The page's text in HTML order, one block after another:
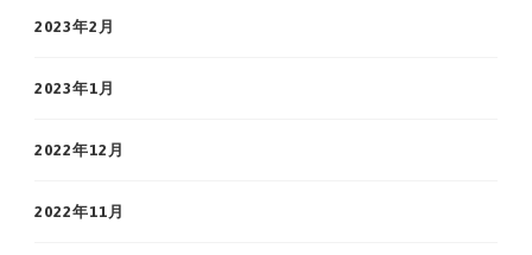
2023年2月
2023年1月
2022年12月
2022年11月